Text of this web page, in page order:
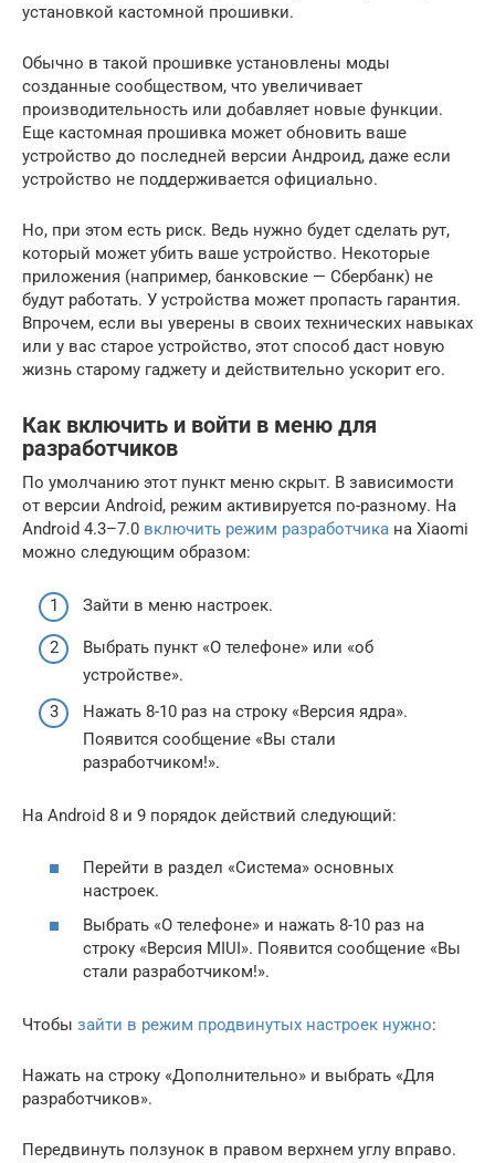
установкой кастомной прошивки.
Обычно в такой прошивке установлены моды
созданные сообществом, что увеличивает
производительность или добавляет новые функции.
Еще кастомная прошивка может обновить ваше
устройство до последней версии Андроид, даже если
устройство не поддерживается официально.
Но, при этом есть риск. Ведь нужно будет сделать рут,
который может убить ваше устройство. Некоторые
приложения (например, банковские — Сбербанк) не
будут работать. У устройства может пропасть гарантия.
Впрочем, если вы уверены в своих технических навыках
или у вас старое устройство, этот способ даст новую
жизнь старому гаджету и действительно ускорит его.
Как включить и войти в меню для
разработчиков
По умолчанию этот пункт меню скрыт. В зависимости
от версии Android, режим активируется по-разному. На
Android 4.3–7.0 включить режим разработчика на Xiaomi
можно следующим образом:
Зайти в меню настроек.
Выбрать пункт «О телефоне» или «об
устройстве».
Нажать 8-10 раз на строку «Версия ядра».
Появится сообщение «Вы стали
разработчиком!».
На Android 8 и 9 порядок действий следующий:
Перейти в раздел «Система» основных
настроек.
Выбрать «О телефоне» и нажать 8-10 раз на
строку «Версия MIUI». Появится сообщение «Вы
стали разработчиком!».
Чтобы зайти в режим продвинутых настроек нужно:
Нажать на строку «Дополнительно» и выбрать «Для
разработчиков».
Передвинуть ползунок в правом верхнем углу вправо.